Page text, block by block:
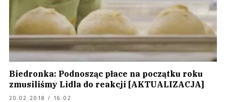
Biedronka: Podnosząc płace na początku roku
zmusiliśmy Lidla do reakcji [AKTUALIZACJA]
20.02.2018 / 16:02